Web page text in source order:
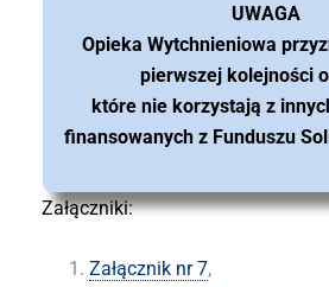
UWAGA
Opieka Wytchnieniowa
pierwszej kolejności
które nie korzystają z
finansowanych z Funduszu
Załączniki:
Załącznik nr 7,